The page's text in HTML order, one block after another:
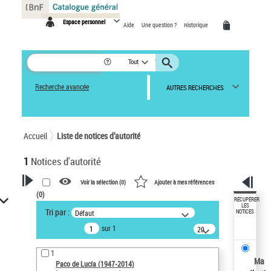
Espace personnel Aide Une question ? Historique
Tout
Recherche avancée AUTRES RECHERCHES
Accueil Liste de notices d’autorité
1 Notices d'autorité
VOTRE RECHERCHE
Recherche avancée dans les
notices d’autorité
Œuvres liées à l'auteur :
Paco de Lucía (1947-2014)
Voir la sélection (0) Ajouter à mes références
(0)
Tri par : Défaut
sur 1
20
résultats/page
1
Paco de Lucía (1947-2014)
RÉCUPÉRER
LES
NOTICES
Ma
Panneau de gestion des cookies